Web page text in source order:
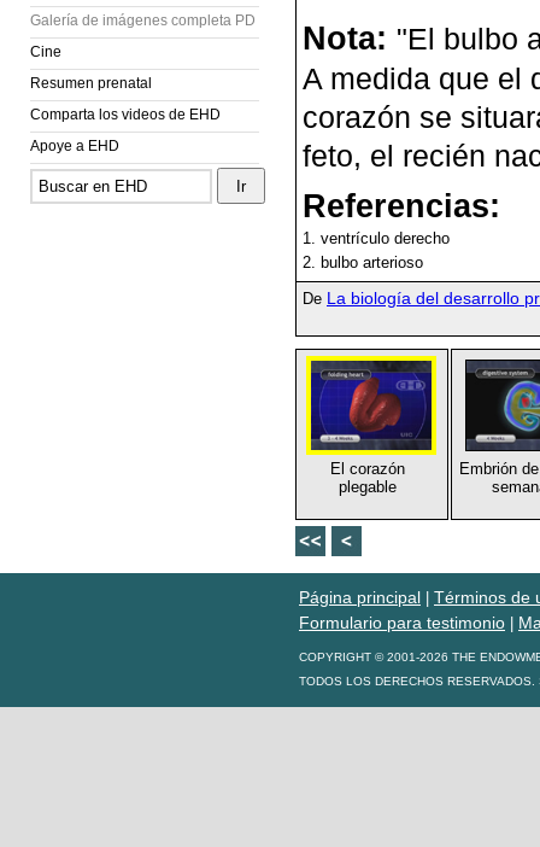
Galería de imágenes completa PD
Cine
Resumen prenatal
Comparta los videos de EHD
Apoye a EHD
Nota: "El bulbo
A medida que el
corazón se
feto, el recién
Referencias:
1. ventrículo derecho
2. bulbo arterioso
De La biología del desarrollo
El corazón
plegable
Embrión
Página principal
Términos de
Formulario para testimonio
COPYRIGHT © 2001-2026 THE
TODOS LOS DERECHOS